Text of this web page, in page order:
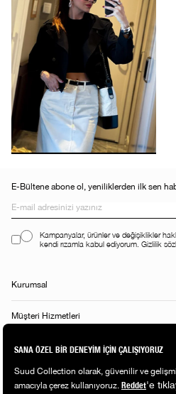
E-Bültene abone ol, yeniliklerden ilk sen
Kampanyalar, ürünler ve değişiklikler
kendi rızamla kabul ediyorum. Gizlilik
Kurumsal
Müşteri Hizmetleri
Alışveriş Rehberi